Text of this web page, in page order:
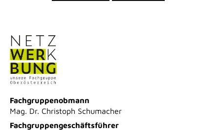
Fachgruppenobmann
Mag. Dr. Christoph Schumacher
Fachgruppengeschäftsführer